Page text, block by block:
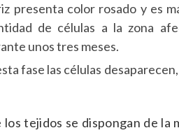
presenta color rosado y es
de células a la zona
unos tres meses.
fase las células
tejidos se dispongan de la